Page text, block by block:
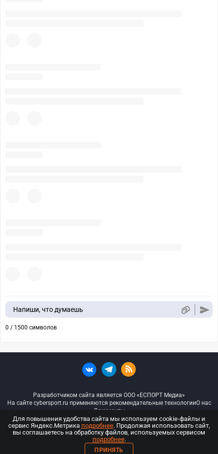
Напиши, что думаешь
0 / 1500 символов
Разработчиком сайта является ООО «ЕСПОРТ Медиа»
На сайте cybersport.ru применяются рекомендательные технологииО нас
Документы
© ООО «Киберспорт.ру» — Все права защищены
18+
Для повышения удобства сайта мы используем cookie-файлы и
сервис Яндекс.Метрика подробнее. Продолжая использовать сайт,
вы соглашаетесь на обработку файлов, используемых сервисом
подробнее.
ПРИНЯТЬ